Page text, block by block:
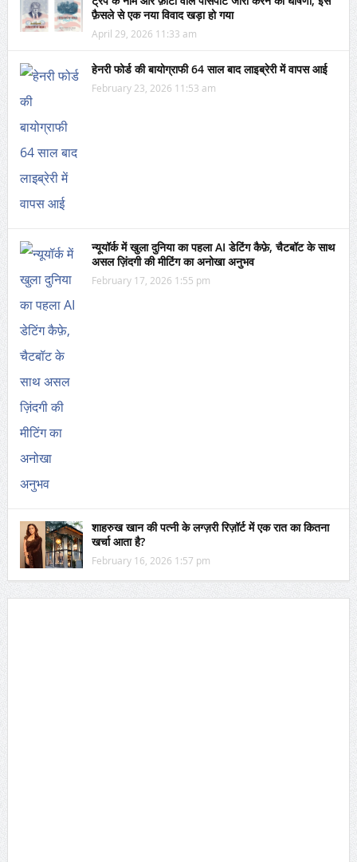
फ़ैसले से एक नया विवाद खड़ा हो गया
April 29, 2026 11:33 am
हेनरी फोर्ड की बायोग्राफी 64 साल बाद लाइब्रेरी में वापस आई
February 23, 2026 11:53 am
न्यूयॉर्क में खुला दुनिया का पहला AI डेटिंग कैफ़े, चैटबॉट के साथ
असल ज़िंदगी की मीटिंग का अनोखा अनुभव
February 17, 2026 1:55 pm
शाहरुख खान की पत्नी के लग्ज़री रिज़ॉर्ट में एक रात का कितना
खर्चा आता है?
February 16, 2026 1:57 pm